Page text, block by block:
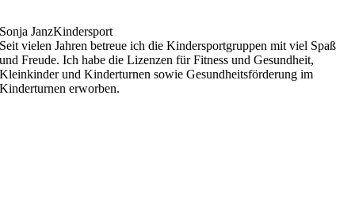
Sonja JanzKindersport
Seit vielen Jahren betreue ich die Kindersportgruppen mit viel Spaß
und Freude. Ich habe die Lizenzen für Fitness und Gesundheit,
Kleinkinder und Kinderturnen sowie Gesundheitsförderung im
Kinderturnen erworben.